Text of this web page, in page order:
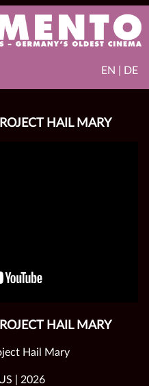
EN | DE
HAIL MARY
HAIL MARY
Hail Mary
| 2026